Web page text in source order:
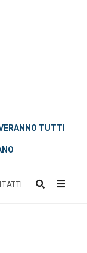
TUTTI